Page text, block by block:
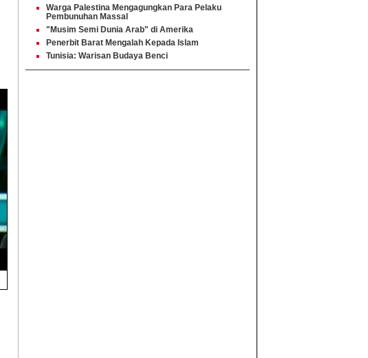
Warga Palestina Mengagungkan Para Pelaku
Pembunuhan Massal
"Musim Semi Dunia Arab" di Amerika
Penerbit Barat Mengalah Kepada Islam
Tunisia: Warisan Budaya Benci